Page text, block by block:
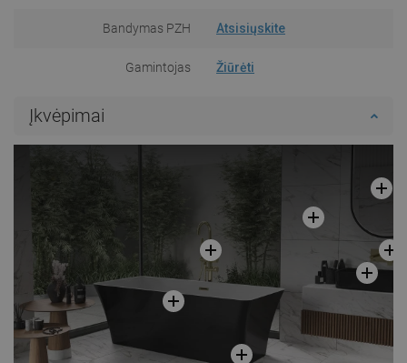
Bandymas PZH Atsisiųskite
Gamintojas Žiūrėti
Įkvėpimai